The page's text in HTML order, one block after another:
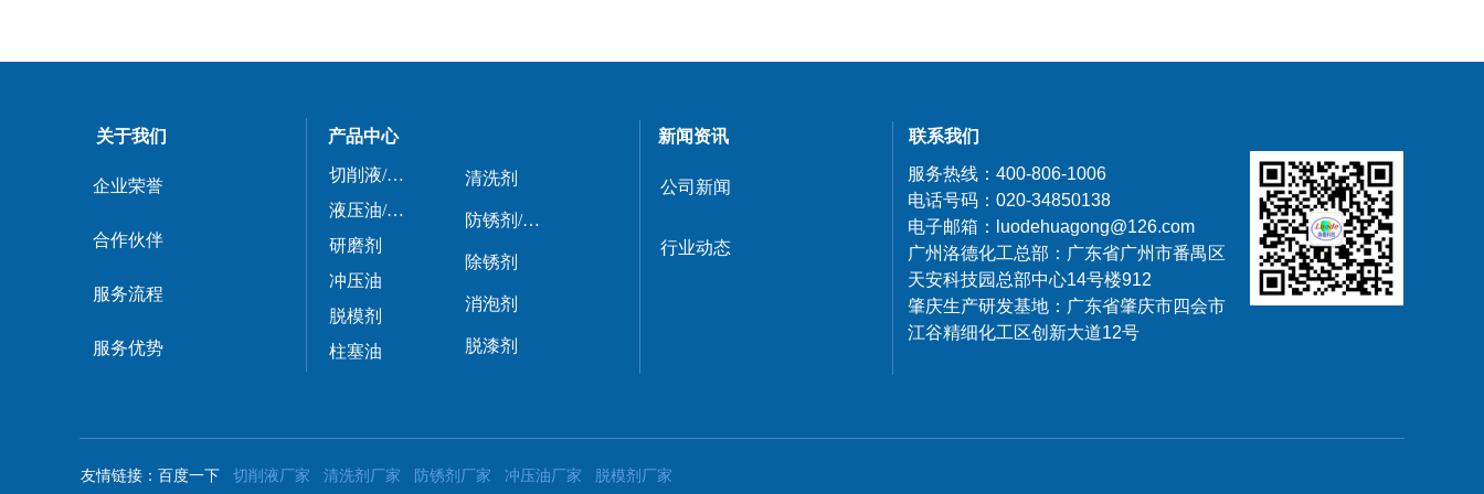
关于我们
企业荣誉
合作伙伴
服务流程
服务优势
产品中心
切削液/磨削液
液压油/导轨油
研磨剂
冲压油
脱模剂
柱塞油
清洗剂
防锈剂/防锈油
除锈剂
消泡剂
脱漆剂
新闻资讯
公司新闻
行业动态
联系我们
服务热线：400-806-1006
电话号码：020-34850138
电子邮箱：luodehuagong@126.com
广州洛德化工总部：广东省广州市番禺区
天安科技园总部中心14号楼912
肇庆生产研发基地：广东省肇庆市四会市
江谷精细化工区创新大道12号
友情链接：百度一下 切削液厂家 清洗剂厂家 防锈剂厂家 冲压油厂家 脱模剂厂家